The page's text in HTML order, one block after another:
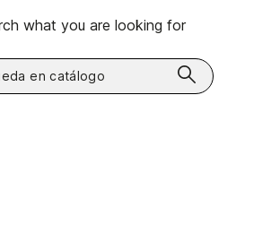
what you are looking for